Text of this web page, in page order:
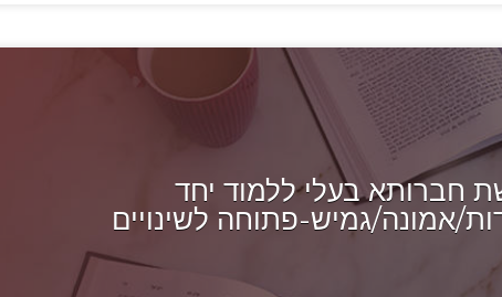
חברותא בעלי ללמוד יחד
אמונה/גמיש-פתוחה לשינויים